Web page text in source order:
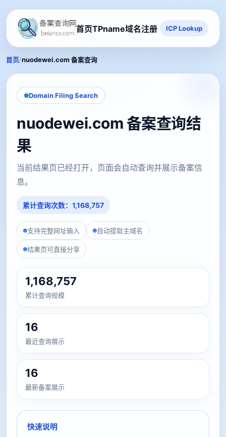
首页TPname域名注册 ICP Lookup
首页/nuodewei.com 备案查询
Domain Filing Search
nuodewei.com 备案查询结
果
当前结果页已经打开，页面会自动查询并展示备案信
息。
累计查询次数：1,168,757
支持完整网址输入 自动提取主域名
结果页可直接分享
1,168,757
累计查询规模
16
最近查询展示
16
最新备案展示
快速说明